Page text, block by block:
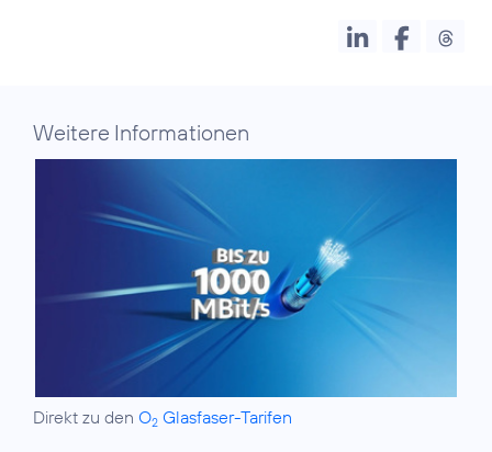
Weitere Informationen
Direkt zu den O2 Glasfaser-Tarifen